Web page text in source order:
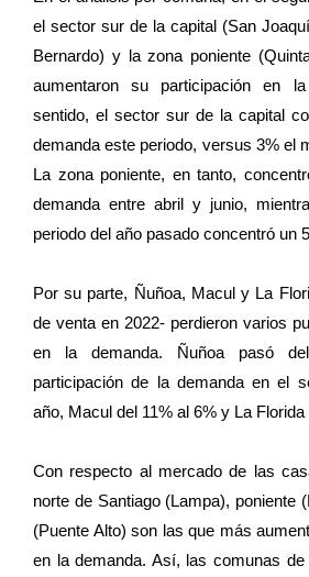
el sector sur de la capital (San
Bernardo) y la zona poniente
aumentaron su participación en
sentido, el sector sur de la capital
demanda este periodo, versus 3% el
La zona poniente, en tanto,
demanda entre abril y junio,
periodo del año pasado concentró un
Por su parte, Ñuñoa, Macul y La
de venta en 2022- perdieron varios
en la demanda. Ñuñoa pasó
participación de la demanda en el
año, Macul del 11% al 6% y La Florida
Con respecto al mercado de las
norte de Santiago (Lampa), poniente
(Puente Alto) son las que más
en la demanda. Así, las comunas